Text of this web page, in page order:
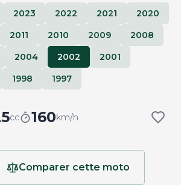
2023 2022 2021
2020
2011 2010 2009
2008
2004 2002
2001
1998 1997
cc 160km/h
Comparer cette moto